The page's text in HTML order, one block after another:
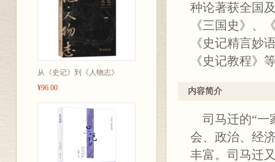
从《史记》到《人物志》
¥96.00
种论著获全国
《三国史》、
《史记精言妙
《史记教程》
内容简介
司马迁的“一
会、政治、经
丰富。司马迁